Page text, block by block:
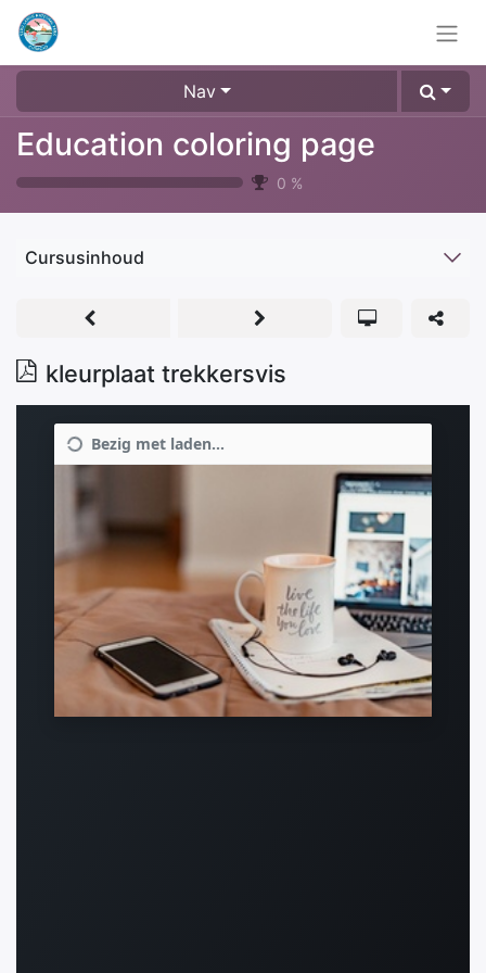
Nav
Education coloring page
0 %
Cursusinhoud
kleurplaat trekkersvis